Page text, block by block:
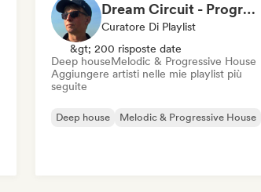
Dream Circuit - Progressive House and Beyond by Favna
Curatore Di Playlist
&gt; 200 risposte date
Deep houseMelodic & Progressive House
Aggiungere artisti nelle mie playlist più
seguite
Deep house Melodic & Progressive House